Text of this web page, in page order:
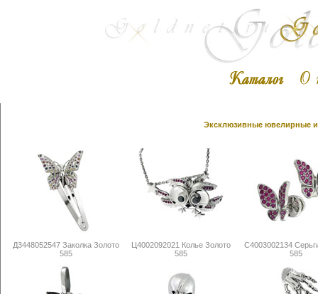
Эксклюзивные ювелирные
Д3448052547 Заколка Золото
585
Ц4002092021 Колье Золото
585
С4003002134
585